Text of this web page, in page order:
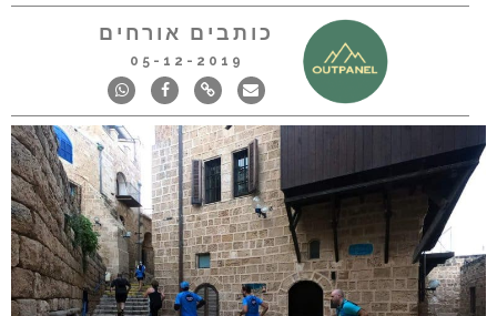
כותבים אורחים
05-12-2019